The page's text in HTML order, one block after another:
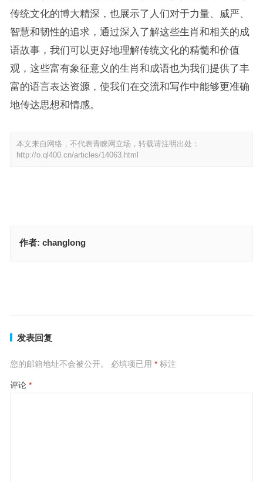
传统文化的博大精深，也展示了人们对于力量、威严、
智慧和韧性的追求，通过深入了解这些生肖和相关的成
语故事，我们可以更好地理解传统文化的精髓和价值
观，这些富有象征意义的生肖和成语也为我们提供了丰
富的语言表达资源，使我们在交流和写作中能够更准确
地传达思想和情感。
本文来自网络，不代表青睐网立场，转载请注明出处：
http://o.ql400.cn/articles/14063.html
作者: changlong
发表回复
您的邮箱地址不会被公开。 必填项已用 *标注
评论 *